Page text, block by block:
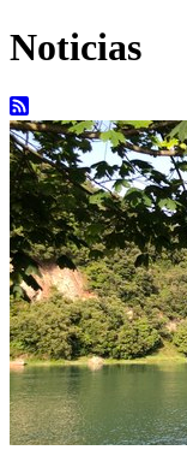
Noticias